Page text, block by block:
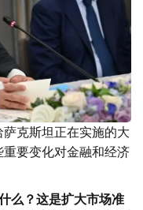
克斯坦正在实施的大
要变化对金融和经济
么？这是扩大市场准